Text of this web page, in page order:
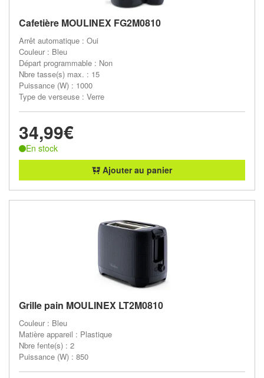
Cafetière MOULINEX FG2M0810
Arrêt automatique : Oui
Couleur : Bleu
Départ programmable : Non
Nbre tasse(s) max. : 15
Puissance (W) : 1000
Type de verseuse : Verre
34,99€
En stock
Ajouter au panier
Grille pain MOULINEX LT2M0810
Couleur : Bleu
Matière appareil : Plastique
Nbre fente(s) : 2
Puissance (W) : 850